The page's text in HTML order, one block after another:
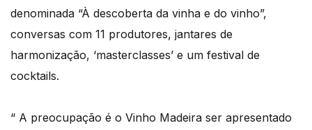
denominada “À descoberta da vinha e do vinho”,
conversas com 11 produtores, jantares de
harmonização, ‘masterclasses’ e um festival de
cocktails.
“ A preocupação é o Vinho Madeira ser apresentado